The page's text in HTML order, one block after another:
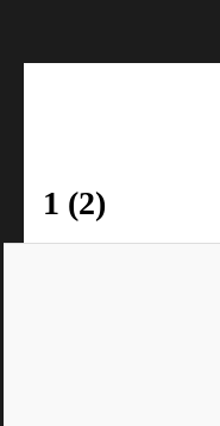
1 (2)